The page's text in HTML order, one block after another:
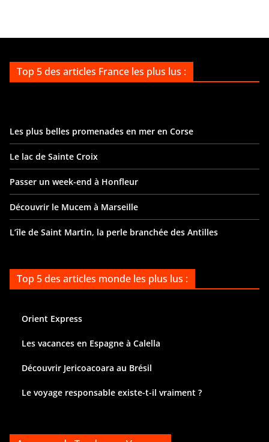
Top 5 des articles France les plus lus :
Les plus belles promenades en mer en Corse
Le lac de Sainte Croix
Passer un week-end à Honfleur
Découvrir le Mucem à Marseille
L’île de Saint Martin, la perle branchée des Antilles
Top 5 des articles monde les plus lus :
Orient Express
Les vacances en Espagne à Calella
Découvrir Jericoacoara au Brésil
Le voyage responsable existe-t-il vraiment ?